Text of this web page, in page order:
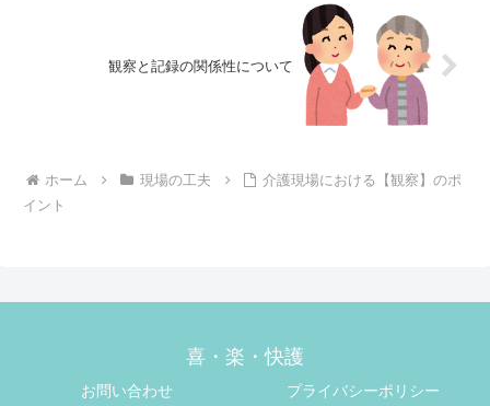
観察と記録の関係性について
ホーム 現場の工夫
介護現場における【観察】のポ
イント
喜・楽・快護
お問い合わせ プライバシーポリシー